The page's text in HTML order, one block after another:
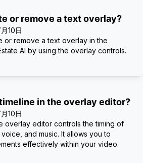
or remove a text overlay?
10日
or remove a text overlay in the
AI by using the overlay controls.
in the overlay editor?
10日
overlay editor controls the timing of
and music. It allows you to
effectively within your video.